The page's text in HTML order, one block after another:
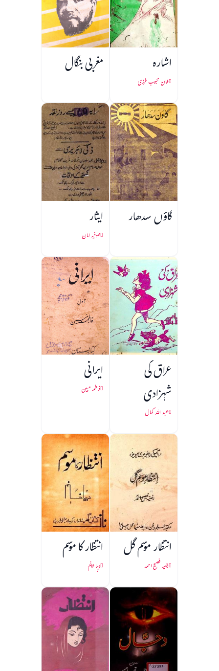
اشارہ
خان محبوب طرزی
مغربی بنگال
گاؤں سدھار ایثار
صوفیہ امان
عراق کی
شہزادی
عبد اللہ کمال
ایرانی
فاطمہ مبین
انتظار موسم گل
رضیہ فصیح احمد
انتظار کا موسم
دیبا خانم